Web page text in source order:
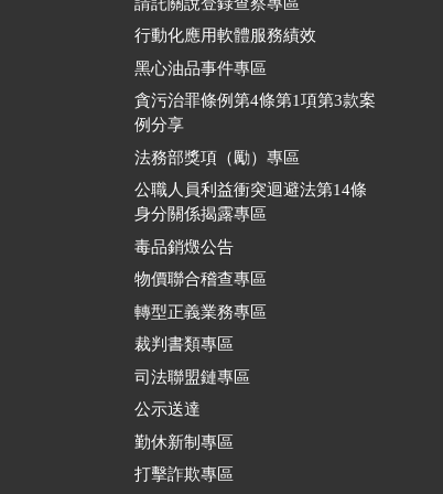
行動化應用軟體服務績效
黑心油品事件專區
貪污治罪條例第4條第1項第3款案
例分享
法務部獎項（勵）專區
公職人員利益衝突迴避法第14條
身分關係揭露專區
毒品銷燬公告
物價聯合稽查專區
轉型正義業務專區
裁判書類專區
司法聯盟鏈專區
公示送達
勤休新制專區
打擊詐欺專區